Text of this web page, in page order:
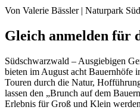
Von Valerie Bässler | Naturpark
Gleich anmelden für
Südschwarzwald – Ausgiebigen
bieten im August acht Bauernhöfe
Touren durch die Natur,
lassen den „Brunch auf dem
Erlebnis für Groß und Klein